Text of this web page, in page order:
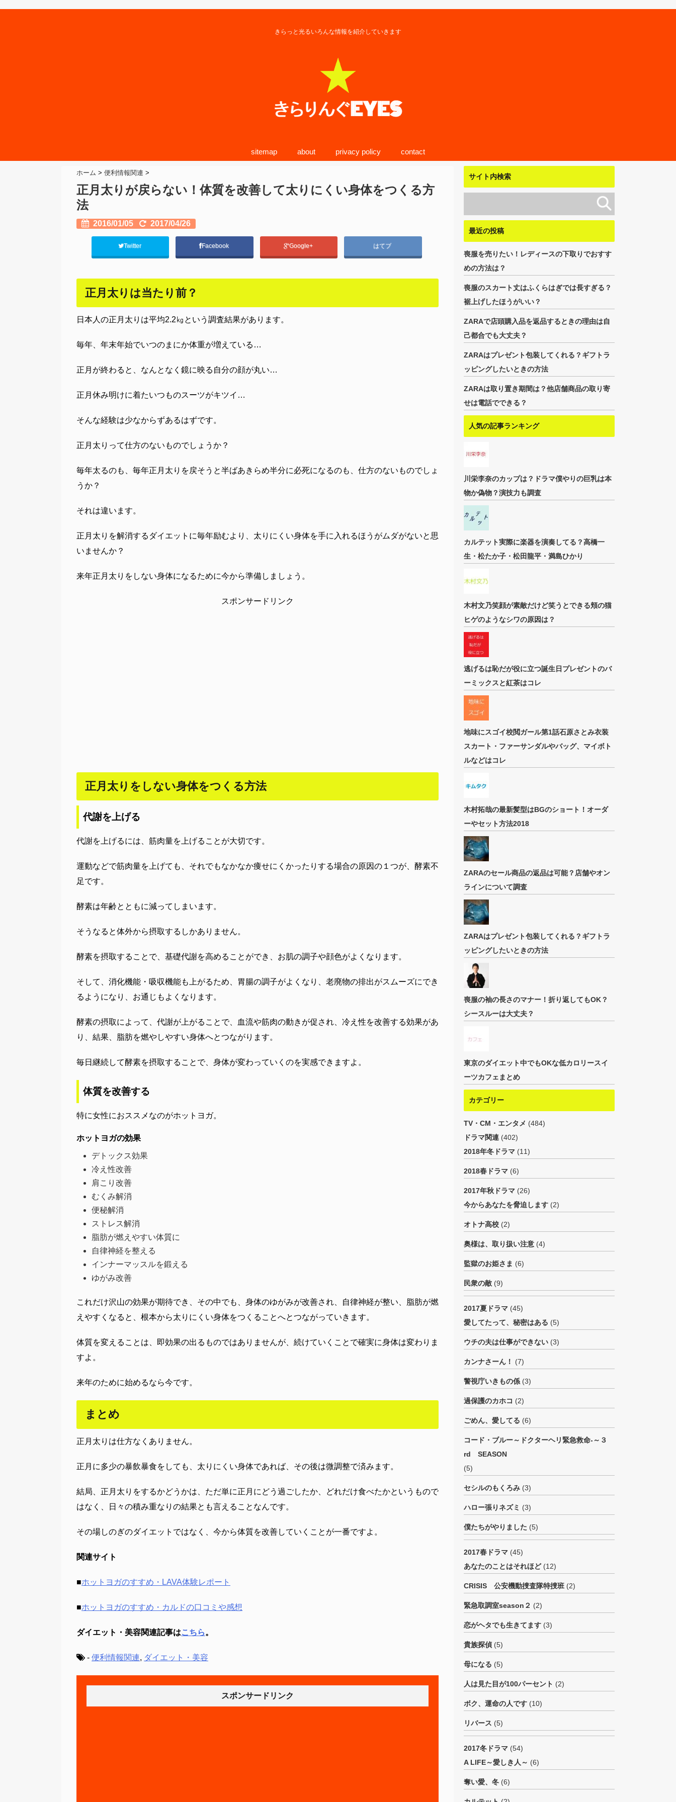
きらっと光るいろんな情報を紹介していきます
sitemap about privacy policy contact
ホーム > 便利情報関連 >
正月太りが戻らない！体質を改善して太りにくい身体をつくる方
法
2016/01/05 2017/04/26
Twitter Facebook Google+ はてブ
正月太りは当たり前？
日本人の正月太りは平均2.2㎏という調査結果があります。
毎年、年末年始でいつのまにか体重が増えている…
正月が終わると、なんとなく鏡に映る自分の顔が丸い…
正月休み明けに着たいつものスーツがキツイ…
そんな経験は少なからずあるはずです。
正月太りって仕方のないものでしょうか？
毎年太るのも、毎年正月太りを戻そうと半ばあきらめ半分に必死になるのも、仕方のないものでしょ
うか？
それは違います。
正月太りを解消するダイエットに毎年励むより、太りにくい身体を手に入れるほうがムダがないと思
いませんか？
来年正月太りをしない身体になるために今から準備しましょう。
スポンサードリンク
正月太りをしない身体をつくる方法
代謝を上げる
代謝を上げるには、筋肉量を上げることが大切です。
運動などで筋肉量を上げても、それでもなかなか痩せにくかったりする場合の原因の１つが、酵素不
足です。
酵素は年齢とともに減ってしまいます。
そうなると体外から摂取するしかありません。
酵素を摂取することで、基礎代謝を高めることができ、お肌の調子や顔色がよくなります。
そして、消化機能・吸収機能も上がるため、胃腸の調子がよくなり、老廃物の排出がスムーズにでき
るようになり、お通じもよくなります。
酵素の摂取によって、代謝が上がることで、血流や筋肉の動きが促され、冷え性を改善する効果があ
り、結果、脂肪を燃やしやすい身体へとつながります。
毎日継続して酵素を摂取することで、身体が変わっていくのを実感できますよ。
体質を改善する
特に女性におススメなのがホットヨガ。
ホットヨガの効果
デトックス効果
冷え性改善
肩こり改善
むくみ解消
便秘解消
ストレス解消
脂肪が燃えやすい体質に
自律神経を整える
インナーマッスルを鍛える
ゆがみ改善
これだけ沢山の効果が期待でき、その中でも、身体のゆがみが改善され、自律神経が整い、脂肪が燃
えやすくなると、根本から太りにくい身体をつくることへとつながっていきます。
体質を変えることは、即効果の出るものではありませんが、続けていくことで確実に身体は変わりま
すよ。
来年のために始めるなら今です。
まとめ
正月太りは仕方なくありません。
正月に多少の暴飲暴食をしても、太りにくい身体であれば、その後は微調整で済みます。
結局、正月太りをするかどうかは、ただ単に正月にどう過ごしたか、どれだけ食べたかというもので
はなく、日々の積み重なりの結果とも言えることなんです。
その場しのぎのダイエットではなく、今から体質を改善していくことが一番ですよ。
関連サイト
■ホットヨガのすすめ・LAVA体験レポート
■ホットヨガのすすめ・カルドの口コミや感想
ダイエット・美容関連記事はこちら。
- 便利情報関連, ダイエット・美容
スポンサードリンク
サイト内検索
最近の投稿
喪服を売りたい！レディースの下取りでおすす
めの方法は？
喪服のスカート丈はふくらはぎでは長すぎる？
裾上げしたほうがいい？
ZARAで店頭購入品を返品するときの理由は自
己都合でも大丈夫？
ZARAはプレゼント包装してくれる？ギフトラ
ッピングしたいときの方法
ZARAは取り置き期間は？他店舗商品の取り寄
せは電話でできる？
人気の記事ランキング
川栄李奈のカップは？ドラマ僕やりの巨乳は本
物か偽物？演技力も調査
カルテット実際に楽器を演奏してる？高橋一
生・松たか子・松田龍平・満島ひかり
木村文乃笑顔が素敵だけど笑うとできる頬の猫
ヒゲのようなシワの原因は？
逃げるは恥だが役に立つ誕生日プレゼントのバ
ーミックスと紅茶はコレ
地味にスゴイ校閲ガール第1話石原さとみ衣装
スカート・ファーサンダルやバッグ、マイボト
ルなどはコレ
木村拓哉の最新髪型はBGのショート！オーダ
ーやセット方法2018
ZARAのセール商品の返品は可能？店舗やオン
ラインについて調査
ZARAはプレゼント包装してくれる？ギフトラ
ッピングしたいときの方法
喪服の袖の長さのマナー！折り返してもOK？
シースルーは大丈夫？
東京のダイエット中でもOKな低カロリースイ
ーツカフェまとめ
カテゴリー
TV・CM・エンタメ (484)
ドラマ関連 (402)
2018年冬ドラマ (11)
2018春ドラマ (6)
2017年秋ドラマ (26)
今からあなたを脅迫します (2)
オトナ高校 (2)
奥様は、取り扱い注意 (4)
監獄のお姫さま (6)
民衆の敵 (9)
2017夏ドラマ (45)
愛してたって、秘密はある (5)
ウチの夫は仕事ができない (3)
カンナさーん！ (7)
警視庁いきもの係 (3)
過保護のカホコ (2)
ごめん、愛してる (6)
コード・ブルー～ドクターヘリ緊急救命-～３
rd SEASON
(5)
セシルのもくろみ (3)
ハロー張りネズミ (3)
僕たちがやりました (5)
2017春ドラマ (45)
あなたのことはそれほど(12)
CRISIS 公安機動捜査隊特捜班 (2)
緊急取調室season２ (2)
恋がヘタでも生きてます (3)
貴族探偵 (5)
母になる (5)
人は見た目が100パーセント (2)
ボク、運命の人です (10)
リバース (5)
2017冬ドラマ (54)
A LIFE～愛しき人～ (6)
奪い愛、冬 (6)